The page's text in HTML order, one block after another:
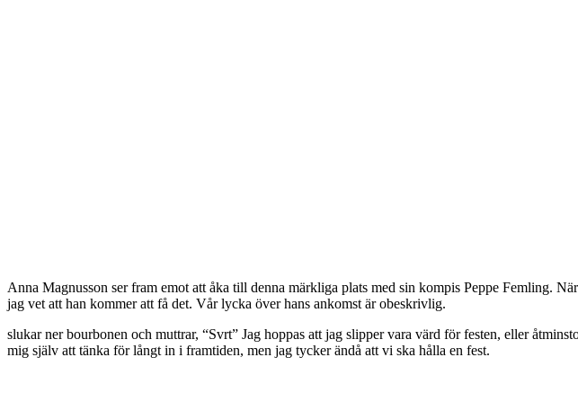
Anna Magnusson ser fram emot att åka till denna märkliga plats med sin kompis Peppe Femling.
jag vet att han kommer att få det. Vår lycka över hans ankomst är obeskrivlig.
slukar ner bourbonen och muttrar, “Svrt” Jag hoppas att jag slipper vara värd för festen, eller
mig själv att tänka för långt in i framtiden, men jag tycker ändå att vi ska hålla en fest.